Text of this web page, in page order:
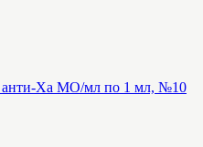
анти-Ха МО/мл по 1 мл, №10